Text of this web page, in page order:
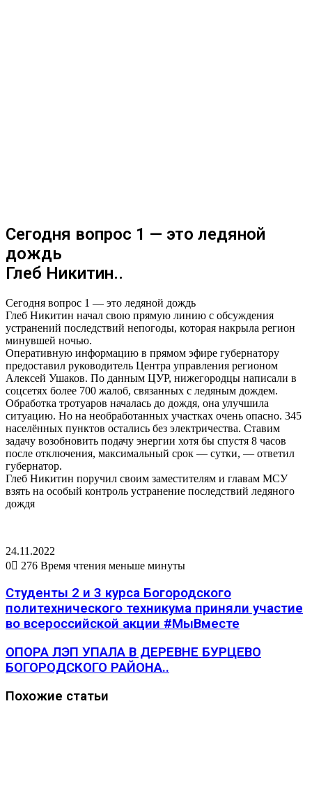
Сегодня вопрос 1 — это ледяной
дождь
Глеб Никитин..
Сегодня вопрос 1 — это ледяной дождь
Глеб Никитин начал свою прямую линию с обсуждения
устранений последствий непогоды, которая накрыла регион
минувшей ночью.
Оперативную информацию в прямом эфире губернатору
предоставил руководитель Центра управления регионом
Алексей Ушаков. По данным ЦУР, нижегородцы написали в
соцсетях более 700 жалоб, связанных с ледяным дождем.
Обработка тротуаров началась до дождя, она улучшила
ситуацию. Но на необработанных участках очень опасно. 345
населённых пунктов остались без электричества. Ставим
задачу возобновить подачу энергии хотя бы спустя 8 часов
после отключения, максимальный срок — сутки, — ответил
губернатор.
Глеб Никитин поручил своим заместителям и главам МСУ
взять на особый контроль устранение последствий ледяного
дождя
24.11.2022
0
276 Время чтения меньше минуты
Студенты 2 и 3 курса Богородского
политехнического техникума приняли участие
во всероссийской акции #МыВместе
ОПОРА ЛЭП УПАЛА В ДЕРЕВНЕ БУРЦЕВО
БОГОРОДСКОГО РАЙОНА..
Похожие статьи